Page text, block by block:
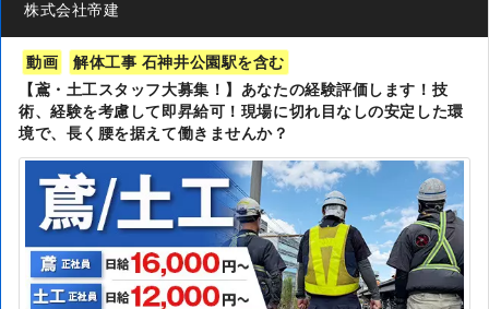
株式会社帝建
動画
解体工事 石神井公園駅を含む
【鳶・土工スタッフ大募集！】あなたの経験評価します！技
術、経験を考慮して即昇給可！現場に切れ目なしの安定した環
境で、長く腰を据えて働きませんか？